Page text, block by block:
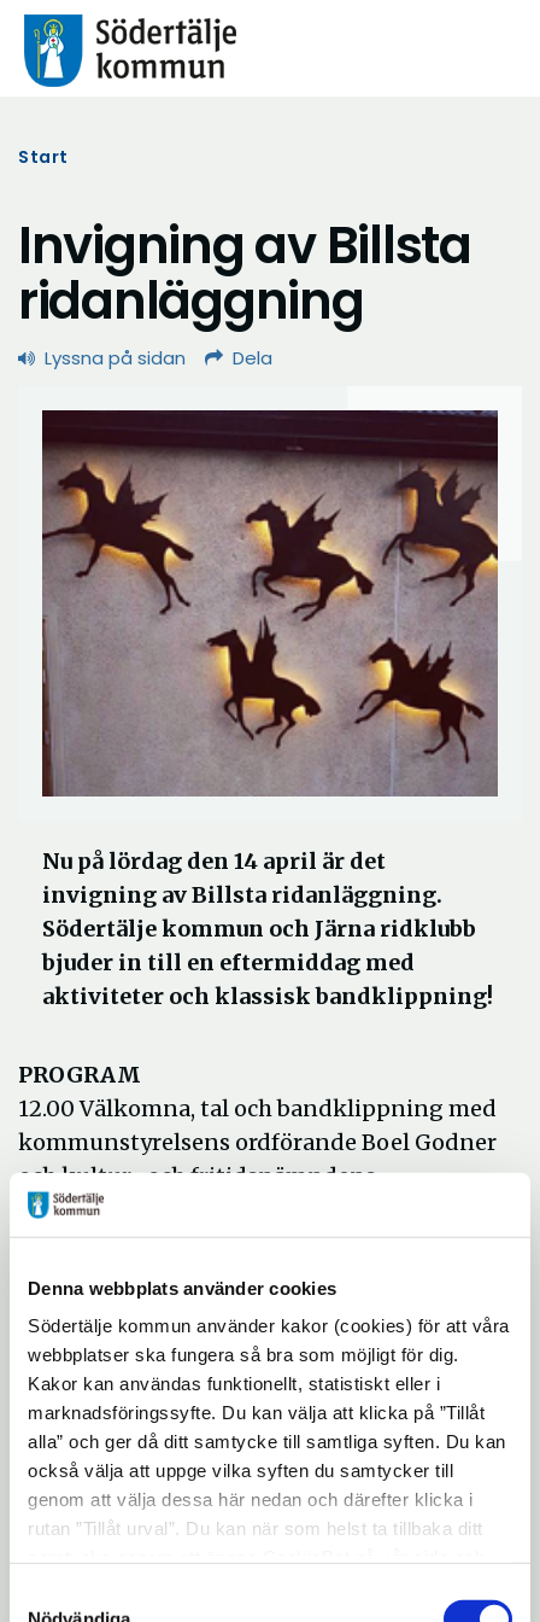
Denna webbplats använder cookies
Södertälje kommun använder kakor (cookies) för att våra
webbplatser ska fungera så bra som möjligt för dig.
Kakor kan användas funktionellt, statistiskt eller i
marknadsföringssyfte. Du kan välja att klicka på ”Tillåt
alla” och ger då ditt samtycke till samtliga syften. Du kan
också välja att uppge vilka syften du samtycker till
genom att välja dessa här nedan och därefter klicka i
rutan ”Tillåt urval”. Du kan när som helst ta tillbaka ditt
"Visa detaljer" kan du läsa om hur kakorna används och
Start
Invigning av Billsta
ridanläggning
Lyssna på sidan Dela
Nu på lördag den 14 april är det
invigning av Billsta ridanläggning.
Södertälje kommun och Järna ridklubb
bjuder in till en eftermiddag med
aktiviteter och klassisk bandklippning!
PROGRAM
12.00 Välkomna, tal och bandklippning med
kommunstyrelsens ordförande Boel Godner
och kultur- och fritidsnämndens
ordförande Anna Bohman Enmalm, samt
föreningsledarna Mona Andersson och
Carina Bergh.
12.30 - 14.30 Visning av stallet
12.30 - 14.00 Tipspromenad
13.30 - 14.00 Kadriljer
14.00 - 15.00 Prova på ridning
14.30 Dagen slutar med prisutdelning på
tipspromenaden.
PLATS